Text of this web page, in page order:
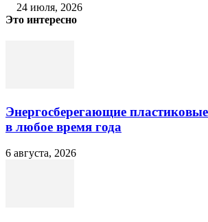
24 июля, 2026
Это интересно
Энергосберегающие
в любое время года
6 августа, 2026